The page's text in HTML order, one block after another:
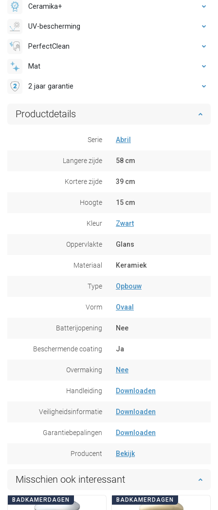
Ceramika+
UV-bescherming
PerfectClean
Mat
2 jaar garantie
Productdetails
Serie Abril
Langere zijde 58 cm
Kortere zijde 39 cm
Hoogte 15 cm
Kleur Zwart
Oppervlakte Glans
Materiaal Keramiek
Type Opbouw
Vorm Ovaal
Batterijopening Nee
Beschermende coating Ja
Overmaking Nee
Handleiding Downloaden
Veiligheidsinformatie Downloaden
Garantiebepalingen Downloaden
Producent Bekijk
Misschien ook interessant
BADKAMERDAGEN BADKAMERDAGEN